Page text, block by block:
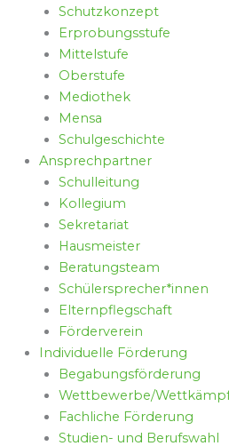
Schutzkonzept
Erprobungsstufe
Mittelstufe
Oberstufe
Mediothek
Mensa
Schulgeschichte
Ansprechpartner
Schulleitung
Kollegium
Sekretariat
Hausmeister
Beratungsteam
Schülersprecher*innen
Elternpflegschaft
Förderverein
Individuelle Förderung
Begabungsförderung
Wettbewerbe/
Fachliche Förderung
Studien- und Berufswahl